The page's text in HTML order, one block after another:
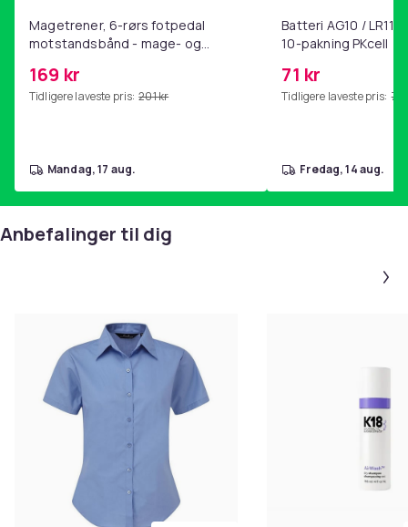
Magetrener, 6-rørs fotpedal
motstandsbånd - mage- og
hjemmegymnastikk Pink
169 kr
Tidligere laveste pris: 201 kr
mandag, 17 aug.
Batteri AG10 /
10-pakning PKcell
71 kr
Tidligere laveste pris: 76
fredag, 14 aug.
Anbefalinger til dig